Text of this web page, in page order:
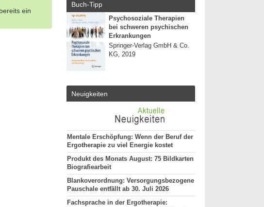
ein
Buch-Tipp
Psychosoziale Therapien
bei schweren psychischen
Erkrankungen
Springer-Verlag GmbH & Co.
KG, 2019
Neuigkeiten
Mentale Erschöpfung: Wenn der Beruf der
Ergotherapie zu viel Energie kostet
Produkt des Monats August: 75 Bildkarten
Biografiearbeit
Blankoverordnung: Versorgungsbezogene
Pauschale entfällt ab 30. Juli 2026
Fachsprache in der Ergotherapie: